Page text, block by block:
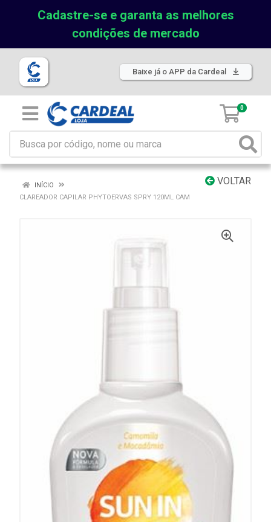
Cadastre-se e garanta as melhores
condições de mercado
Baixe já o APP da Cardeal
0
VOLTAR
INÍCIO
CLAREADOR CAPILAR PHYTOERVAS SPRY 120ML CAM